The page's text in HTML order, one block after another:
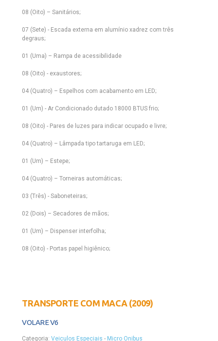
08 (Oito) – Sanitários;
07 (Sete) - Escada externa em alumínio xadrez com três
degraus;
01 (Uma) – Rampa de acessibilidade
08 (Oito) - exaustores;
04 (Quatro) – Espelhos com acabamento em LED;
01 (Um) - Ar Condicionado dutado 18000 BTUS frio;
08 (Oito) - Pares de luzes para indicar ocupado e livre;
04 (Quatro) – Lâmpada tipo tartaruga em LED;
01 (Um) – Estepe;
04 (Quatro) – Torneiras automáticas;
03 (Três) - Saboneteiras;
02 (Dois) – Secadores de mãos;
01 (Um) – Dispenser interfolha;
08 (Oito) - Portas papel higiênico;
TRANSPORTE COM MACA (2009)
VOLARE V6
Categoria: Veiculos Especiais - Micro Onibus